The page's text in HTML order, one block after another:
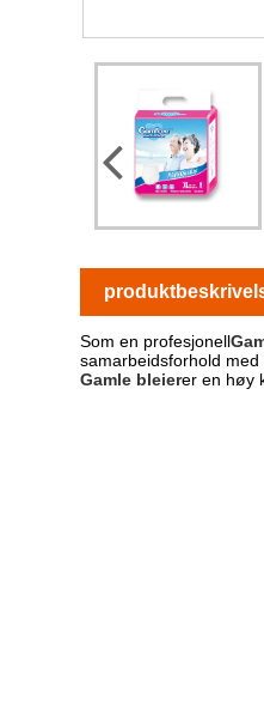
Som en profesjonell
samarbeidsforhold
Gamle bleierer en høy